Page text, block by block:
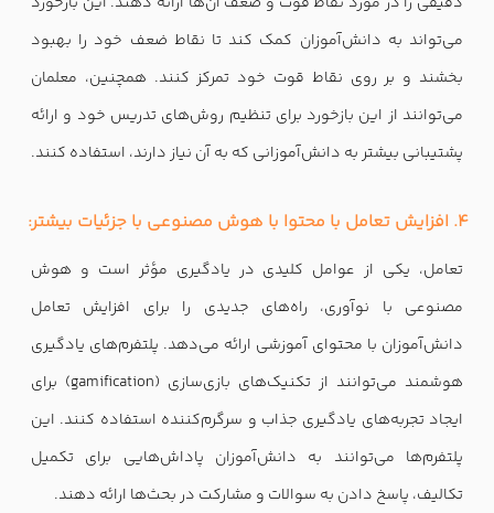
می‌تواند به دانش‌آموزان کمک کند تا نقاط ضعف خود را بهبود
بخشند و بر روی نقاط قوت خود تمرکز کنند. همچنین، معلمان
می‌توانند از این بازخورد برای تنظیم روش‌های تدریس خود و ارائه
پشتیبانی بیشتر به دانش‌آموزانی که به آن نیاز دارند، استفاده کنند.
4. افزایش تعامل با محتوا با هوش مصنوعی با جزئیات بیشتر:
تعامل، یکی از عوامل کلیدی در یادگیری مؤثر است و هوش
مصنوعی با نوآوری، راه‌های جدیدی را برای افزایش تعامل
دانش‌آموزان با محتوای آموزشی ارائه می‌دهد. پلتفرم‌های یادگیری
هوشمند می‌توانند از تکنیک‌های بازی‌سازی (gamification) برای
ایجاد تجربه‌های یادگیری جذاب و سرگرم‌کننده استفاده کنند. این
پلتفرم‌ها می‌توانند به دانش‌آموزان پاداش‌هایی برای تکمیل
تکالیف، پاسخ دادن به سوالات و مشارکت در بحث‌ها ارائه دهند.